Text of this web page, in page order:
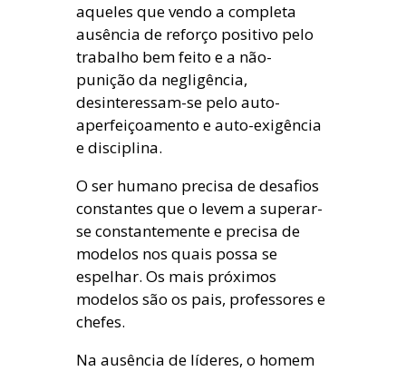
aqueles que vendo a completa
ausência de reforço positivo pelo
trabalho bem feito e a não-
punição da negligência,
desinteressam-se pelo auto-
aperfeiçoamento e auto-exigência
e disciplina.
O ser humano precisa de desafios
constantes que o levem a superar-
se constantemente e precisa de
modelos nos quais possa se
espelhar. Os mais próximos
modelos são os pais, professores e
chefes.
Na ausência de líderes, o homem